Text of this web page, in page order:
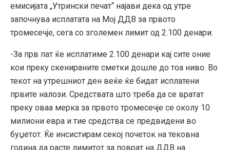
емисијата „Утрински печат“ најави дека од утре
започнува исплатата на Мој ДДВ за првото
тромесечје, сега со зголемен лимит од 2.100 денари.
-За прв пат ќе исплатиме 2.100 денари кај сите оние
кои преку скенираните сметки дошле до тоа ниво. Во
текот на утрешниот ден веќе ќе бидат исплатени
првите налози. Средствата што треба да се вратат
преку оваа мерка за првото тромесечје се околу 10
милиони евра и тие средства се предвидени во
буџетот. Ќе инсистирам секој почеток на тековна
година да расте лимитот за поврат на ДДВ на